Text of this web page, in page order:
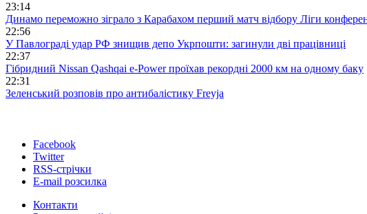
23:14
Динамо переможно зіграло з Карабахом перший матч відбору Ліги
22:56
У Павлограді удар РФ знищив депо Укрпошти: загинули дві працівниці
22:37
Гібридний Nissan Qashqai e-Power проїхав рекордні 2000 км на одному баку
22:31
Зеленський розповів про антибалістику Freyja
Facebook
Twitter
RSS-стрічки
E-mail розсилка
Контакти